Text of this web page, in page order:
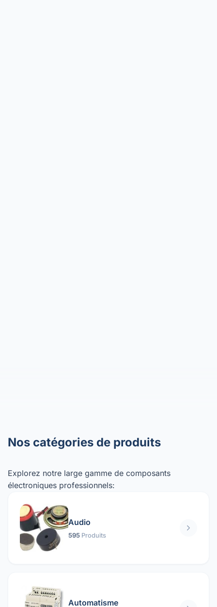
Nos catégories de produits
Explorez notre large gamme de composants
électroniques professionnels:
Audio
595 Produits
Automatisme